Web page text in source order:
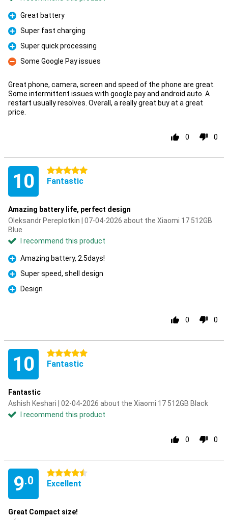
Pro
Great battery
Pro
Super fast charging
Pro
Super quick processing
Con
Some Google Pay issues
Great phone, camera, screen and speed of the phone are great.
Some intermittent issues with google pay and android auto. A
restart usually resolves. Overall, a really great buy at a great
price.
0 0
10 5 stars
Fantastic
Amazing battery life, perfect design
Oleksandr Pereplotkin | 07-04-2026 about the Xiaomi 17 512GB
Blue
I recommend this product
Pro
Amazing battery, 2.5days!
Pro
Super speed, shell design
Pro
Design
0 0
10 5 stars
Fantastic
Fantastic
Ashish Keshari | 02-04-2026 about the Xiaomi 17 512GB Black
I recommend this product
0 0
9.0
4.5 stars
Excellent
Great Compact size!